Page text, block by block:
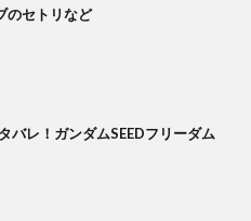
のセトリなど
バレ！ガンダムSEEDフリーダム